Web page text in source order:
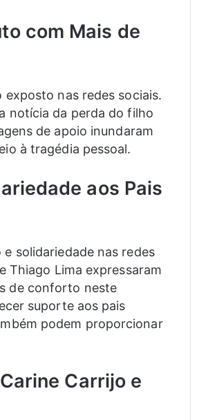
com Mais de
nas redes sociais.
notícia da perda do filho
de apoio inundaram
à tragédia pessoal.
aos Pais
solidariedade nas redes
Thiago Lima expressaram
de conforto neste
suporte aos pais
podem proporcionar
Carrijo e